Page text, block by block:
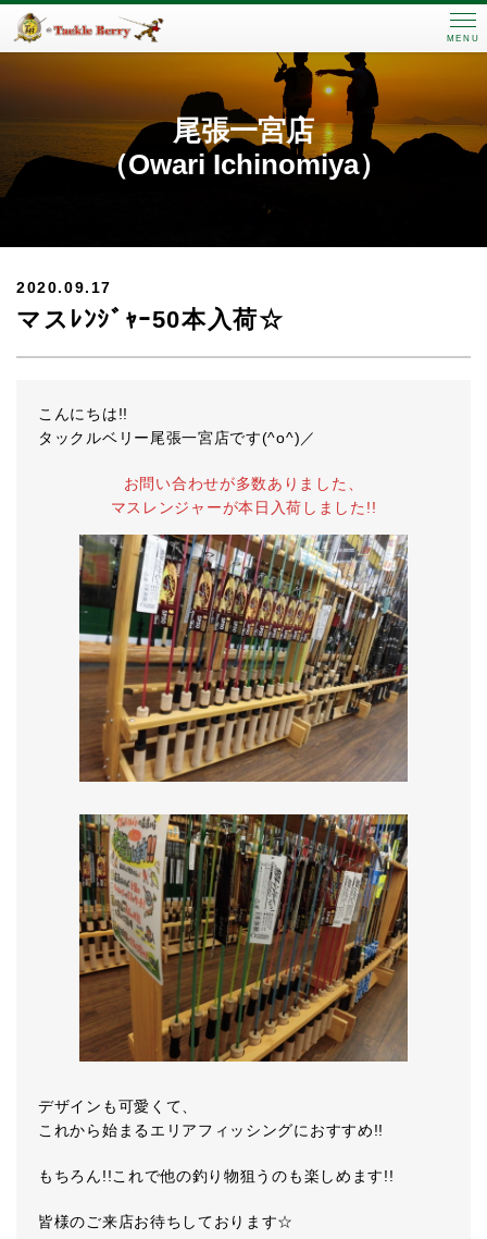
MENU
尾張一宮店
（Owari Ichinomiya）
2020.09.17
マスﾚﾝｼﾞｬｰ50本入荷☆
こんにちは!!
タックルベリー尾張一宮店です(^o^)／
お問い合わせが多数ありました、
マスレンジャーが本日入荷しました!!
デザインも可愛くて、
これから始まるエリアフィッシングにおすすめ!!
もちろん!!これで他の釣り物狙うのも楽しめます!!
皆様のご来店お待ちしております☆